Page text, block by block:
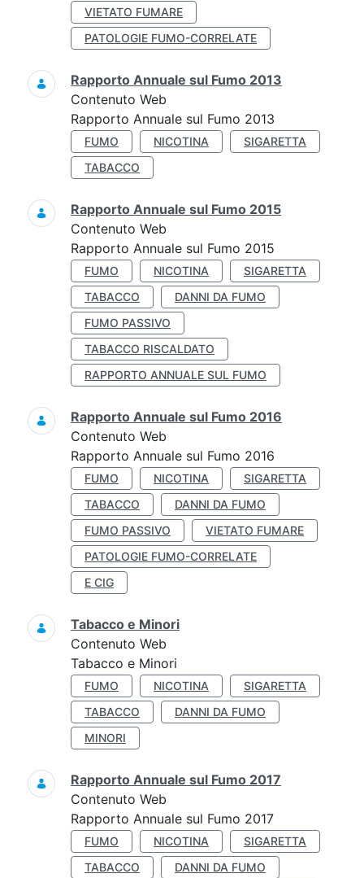
VIETATO FUMARE
PATOLOGIE FUMO-CORRELATE
Rapporto Annuale sul Fumo 2013
Contenuto Web
Rapporto Annuale sul Fumo 2013
FUMO NICOTINA
SIGARETTA
TABACCO
Rapporto Annuale sul Fumo 2015
Contenuto Web
Rapporto Annuale sul Fumo 2015
FUMO NICOTINA
SIGARETTA
TABACCO
DANNI DA FUMO
FUMO PASSIVO
TABACCO RISCALDATO
RAPPORTO ANNUALE SUL FUMO
Rapporto Annuale sul Fumo 2016
Contenuto Web
Rapporto Annuale sul Fumo 2016
FUMO NICOTINA
SIGARETTA
TABACCO
DANNI DA FUMO
FUMO PASSIVO
VIETATO FUMARE
PATOLOGIE FUMO-CORRELATE
E CIG
Tabacco e Minori
Contenuto Web
Tabacco e Minori
FUMO NICOTINA
SIGARETTA
TABACCO
DANNI DA FUMO
MINORI
Rapporto Annuale sul Fumo 2017
Contenuto Web
Rapporto Annuale sul Fumo 2017
FUMO NICOTINA
SIGARETTA
TABACCO
DANNI DA FUMO